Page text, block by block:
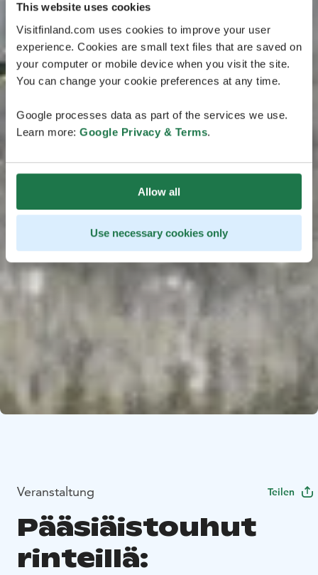
This website uses cookies
Visitfinland.com uses cookies to improve your user
experience. Cookies are small text files that are saved on
your computer or mobile device when you visit the site.
You can change your cookie preferences at any time.
Google processes data as part of the services we use.
Learn more: Google Privacy & Terms.
Allow all
Use necessary cookies only
Veranstaltung Teilen
Pääsiäistouhut
rinteillä: